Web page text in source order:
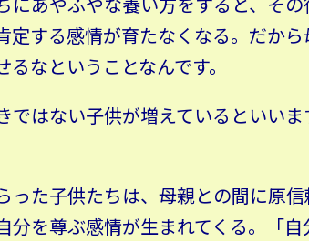
定する感情が育たなくなる。だか
なということなんです。
ではない子供が増えているといいま
った子供たちは、母親との間に原
分を尊ぶ感情が生まれてくる。「